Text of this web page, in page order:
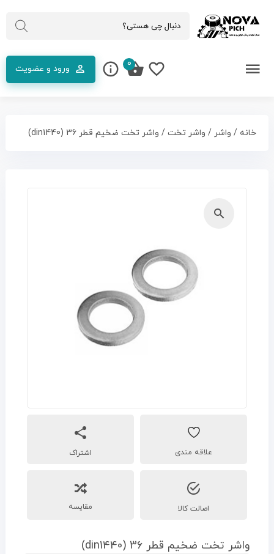
ورود و عضویت 0
خانه / واشر / واشر تخت/ واشر تخت ضخیم قطر 36 (din1440)
اشتراک
اصالت کالا مقایسه
واشر تخت ضخیم قطر 36 (din1440)